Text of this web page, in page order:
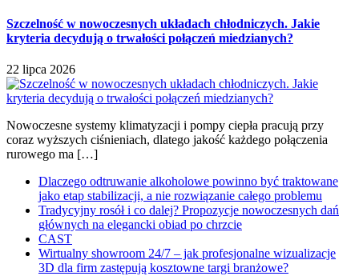
Szczelność w nowoczesnych układach chłodniczych. Jakie
kryteria decydują o trwałości połączeń miedzianych?
22 lipca 2026
Nowoczesne systemy klimatyzacji i pompy ciepła pracują przy
coraz wyższych ciśnieniach, dlatego jakość każdego połączenia
rurowego ma […]
Dlaczego odtruwanie alkoholowe powinno być traktowane
jako etap stabilizacji, a nie rozwiązanie całego problemu
Tradycyjny rosół i co dalej? Propozycje nowoczesnych dań
głównych na elegancki obiad po chrzcie
CAST
Wirtualny showroom 24/7 – jak profesjonalne wizualizacje
3D dla firm zastępują kosztowne targi branżowe?